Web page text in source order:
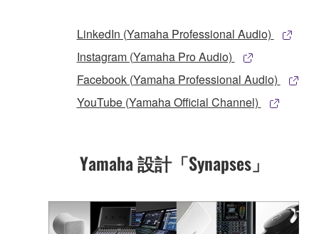
LinkedIn (Yamaha Professional Audio)
Instagram (Yamaha Pro Audio)
Facebook (Yamaha Professional Audio)
YouTube (Yamaha Official Channel)
Yamaha 設計「Synapses」